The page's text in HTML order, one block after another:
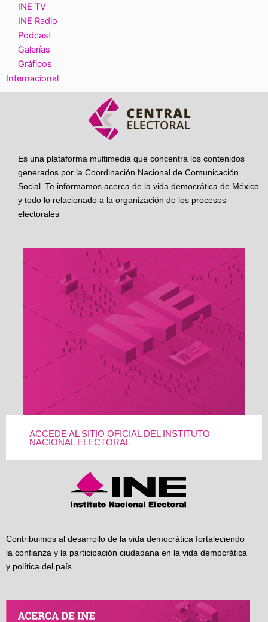
INE TV
INE Radio
Podcast
Galerías
Gráficos
Internacional
Es una plataforma multimedia que concentra los contenidos
generados por la Coordinación Nacional de Comunicación
Social. Te informamos acerca de la vida democrática de México
y todo lo relacionado a la organización de los procesos
electorales
ACCEDE AL SITIO OFICIAL DEL INSTITUTO
NACIONAL ELECTORAL
Contribuimos al desarrollo de la vida democrática fortaleciendo
la confianza y la participación ciudadana en la vida democrática
y política del país.